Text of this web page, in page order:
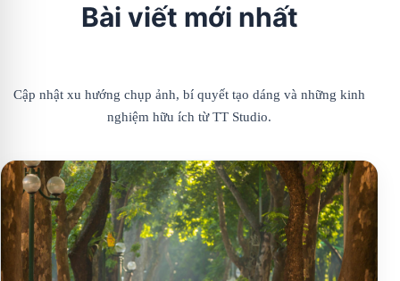
Bài viết mới nhất
Cập nhật xu hướng chụp ảnh, bí quyết tạo dáng và những kinh
nghiệm hữu ích từ TT Studio.